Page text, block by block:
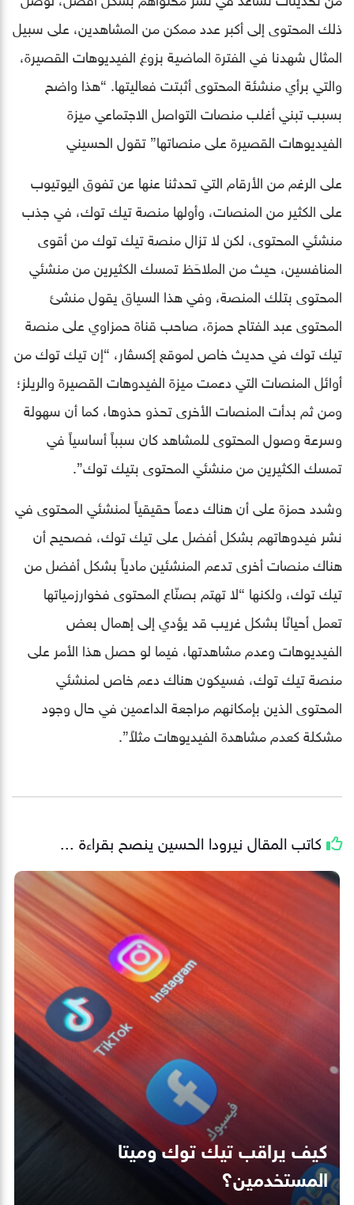
ذلك المحتوى إلى أكبر عدد ممكن من المشاهدين، على سبيل
المثال شهدنا في الفترة الماضية بزوغ الفيديوهات القصيرة،
والتي برأي منشئة المحتوى أثبتت فعاليتها. “هذا واضح
بسبب تبني أغلب منصات التواصل الاجتماعي ميزة
الفيديوهات القصيرة على منصاتها” تقول الحسيني
على الرغم من الأرقام التي تحدثنا عنها عن تفوق اليوتيوب
على الكثير من المنصات، وأولها منصة تيك توك، في جذب
منشئي المحتوى، لكن لا تزال منصة تيك توك من أقوى
المنافسين، حيث من الملاحَظ تمسك الكثيرين من منشئي
المحتوى بتلك المنصة، وفي هذا السياق يقول منشئ
المحتوى عبد الفتاح حمزة، صاحب قناة حمزاوي على منصة
تيك توك في حديث خاص لموقع إكسڤار، “إن تيك توك من
أوائل المنصات التي دعمت ميزة الفيدوهات القصيرة والريلز؛
ومن ثم بدأت المنصات الأخرى تحذو حذوها، كما أن سهولة
وسرعة وصول المحتوى للمشاهد كان سبباً أساسياً في
تمسك الكثيرين من منشئي المحتوى بتيك توك”.
وشدد حمزة على أن هناك دعماً حقيقياً لمنشئي المحتوى في
نشر فيدوهاتهم بشكل أفضل على تيك توك، فصحيح أن
هناك منصات أخرى تدعم المنشئين مادياً بشكل أفضل من
تيك توك، ولكنها “لا تهتم بصنّاع المحتوى فخوارزمياتها
تعمل أحيانًا بشكل غريب قد يؤدي إلى إهمال بعض
الفيديوهات وعدم مشاهدتها، فيما لو حصل هذا الأمر على
منصة تيك توك، فسيكون هناك دعم خاص لمنشئي
المحتوى الذين بإمكانهم مراجعة الداعمين في حال وجود
مشكلة كعدم مشاهدة الفيديوهات مثلاً”.
كاتب المقال نيرودا الحسين ينصح بقراءة ...
كيف يراقب تيك توك وميتا
المستخدمين؟